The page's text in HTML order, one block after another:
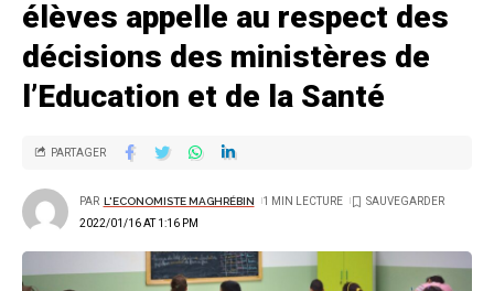
élèves appelle au respect des
décisions des ministères de
l’Education et de la Santé
2022/01/16 AT 1:16 PM
PAR L'ECONOMISTE MAGHRÉBIN 1 MIN LECTURE
PARTAGER